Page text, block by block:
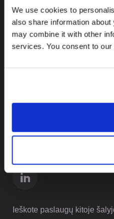
We use cookies to
also share information
may combine it with other
services. You consent to
KONTAKTAI
+370 5237 5040
contact@leinonen.lt
Ieškote paslaugų kitoje